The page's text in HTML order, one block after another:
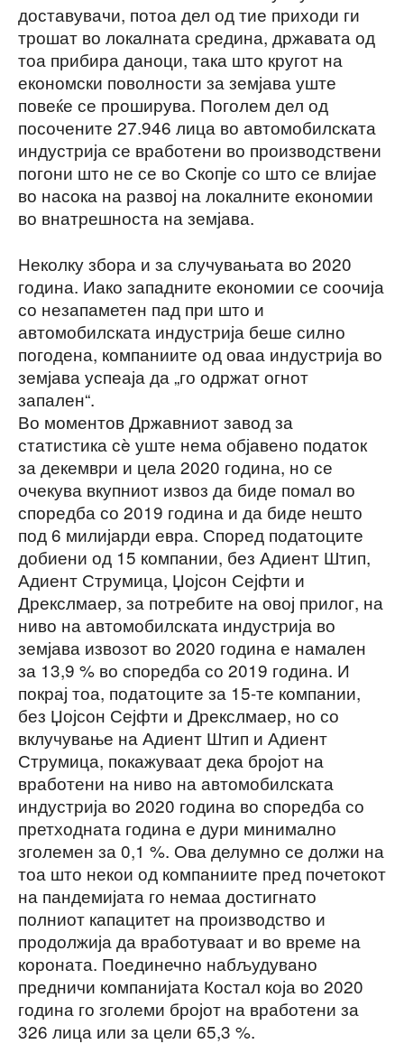
доставувачи, потоа дел од тие приходи ги
трошат во локалната средина, државата од
тоа прибира даноци, така што кругот на
економски поволности за земјава уште
повеќе се проширува. Поголем дел од
посочените 27.946 лица во автомобилската
индустрија се вработени во производствени
погони што не се во Скопје со што се влијае
во насока на развој на локалните економии
во внатрешноста на земјава.
Неколку збора и за случувањата во 2020
година. Иако западните економии се соочија
со незапаметен пад при што и
автомобилската индустрија беше силно
погодена, компаниите од оваа индустрија во
земјава успеаја да „го одржат огнот
запален“.
Во моментов Државниот завод за
статистика сè уште нема објавено податок
за декември и цела 2020 година, но се
очекува вкупниот извоз да биде помал во
споредба со 2019 година и да биде нешто
под 6 милијарди евра. Според податоците
добиени од 15 компании, без Адиент Штип,
Адиент Струмица, Џојсон Сејфти и
Дрекслмаер, за потребите на овој прилог, на
ниво на автомобилската индустрија во
земјава извозот во 2020 година е намален
за 13,9 % во споредба со 2019 година. И
покрај тоа, податоците за 15-те компании,
без Џојсон Сејфти и Дрекслмаер, но со
вклучување на Адиент Штип и Адиент
Струмица, покажуваат дека бројот на
вработени на ниво на автомобилската
индустрија во 2020 година во споредба со
претходната година е дури минимално
зголемен за 0,1 %. Ова делумно се должи на
тоа што некои од компаниите пред почетокот
на пандемијата го немаа достигнато
полниот капацитет на производство и
продолжија да вработуваат и во време на
короната. Поединечно набљудувано
предничи компанијата Костал која во 2020
година го зголеми бројот на вработени за
326 лица или за цели 65,3 %.